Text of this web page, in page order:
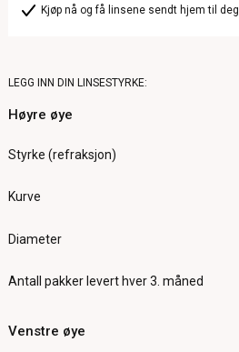
Kjøp nå og få linsene sendt hjem til deg
LEGG INN DIN LINSESTYRKE:
Høyre øye
Styrke (refraksjon)
Kurve
Diameter
Antall pakker levert hver 3. måned
Venstre øye